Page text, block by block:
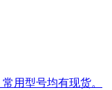
用型号均有现货。